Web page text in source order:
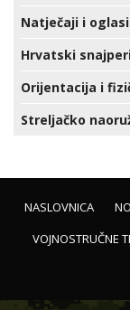
Natječaji i oglasi
Hrvatski
Orijentacija i
Streljačko
NASLOVNICA
VOJNOSTRUČNE